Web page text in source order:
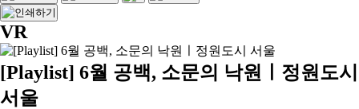
VR
[Playlist] 6월 공백, 소문의 낙원ㅣ정원도시
서울